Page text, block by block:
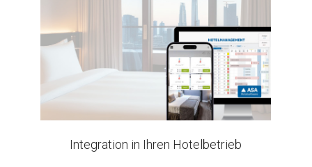
Integration in Ihren Hotelbetrieb